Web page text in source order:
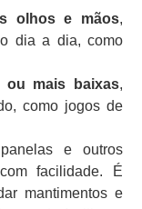
olhos e mãos,
dia a dia, como
ou mais baixas,
como jogos de
e outros
facilidade. É
mantimentos e